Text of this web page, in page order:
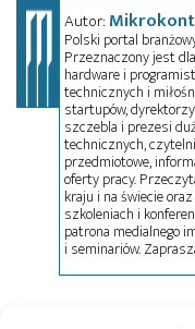
Autor:
Polski portal
Przeznaczony jest
hardware i
technicznych i
startupów,
szczebla i prezesi
technicznych,
przedmiotowe,
oferty pracy.
kraju i na świecie
szkoleniach i
patrona medialnego
i seminariów.